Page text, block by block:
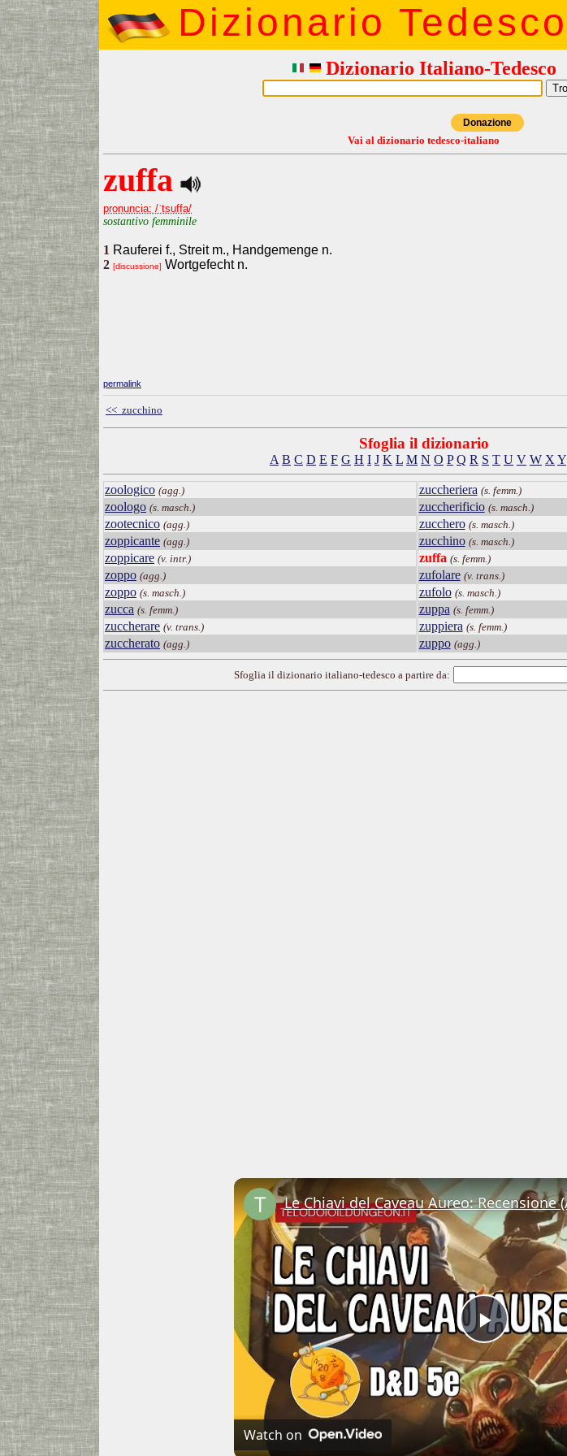
Dizionario Tedesco
Dizionario Italiano-Tedesco
Donazione
Vai al dizionario tedesco-italiano
zuffa
pronuncia: /ˈtsuffa/
sostantivo femminile
1 Rauferei f., Streit m., Handgemenge n.
2 [discussione] Wortgefecht n.
permalink
<< zucchino
Sfoglia il dizionario
A B C D E F G H I J K L M N O P Q R S T U V W X Y
zoologico (agg.)
zoologo (s. masch.)
zootecnico (agg.)
zoppicante (agg.)
zoppicare (v. intr.)
zoppo (agg.)
zoppo (s. masch.)
zucca (s. femm.)
zuccherare (v. trans.)
zuccherato (agg.)
zuccheriera (s. femm.)
zuccherificio (s. masch.)
zucchero (s. masch.)
zucchino (s. masch.)
zuffa (s. femm.)
zufolare (v. trans.)
zufolo (s. masch.)
zuppa (s. femm.)
zuppiera (s. femm.)
zuppo (agg.)
Sfoglia il dizionario italiano-tedesco a partire da:
Play
Video
Watch on